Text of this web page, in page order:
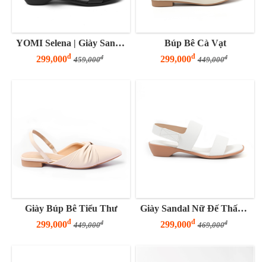
YOMI Selena | Giày Sandal Nữ Đế Thấp 3 Phân Quai Ngang Basic
299,000đ 459,000đ
Búp Bê Cà Vạt
299,000đ 449,000đ
Giày Búp Bê Tiểu Thư
299,000đ 449,000đ
Giày Sandal Nữ Đế Thấp 3 Phân Hai Quai Ngang Tinh Tế
299,000đ 469,000đ